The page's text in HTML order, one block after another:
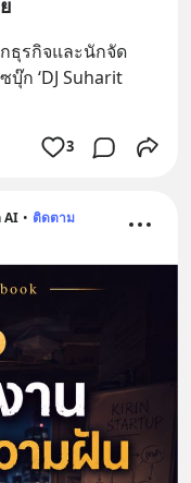
ธุรกิจและนักจัด
ก ‘DJ Suharit
3
AI • ติดตาม